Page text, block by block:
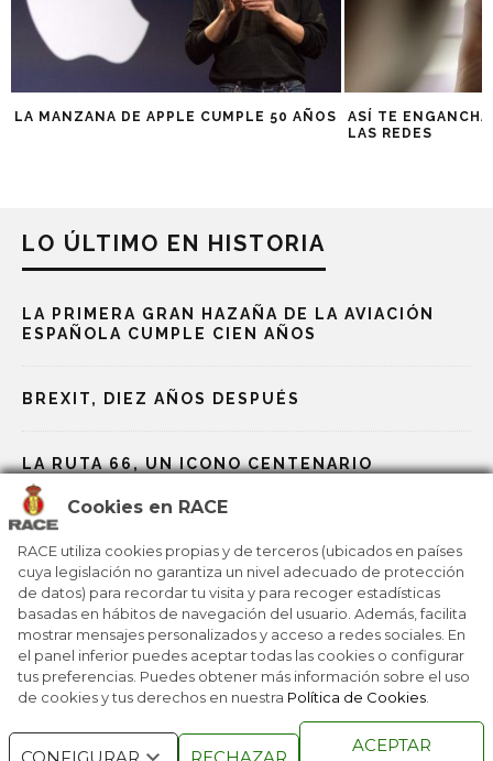
Cookies en RACE
RACE utiliza cookies propias y de terceros (ubicados en países
cuya legislación no garantiza un nivel adecuado de protección
de datos) para recordar tu visita y para recoger estadísticas
basadas en hábitos de navegación del usuario. Además, facilita
mostrar mensajes personalizados y acceso a redes sociales. En
el panel inferior puedes aceptar todas las cookies o configurar
tus preferencias. Puedes obtener más información sobre el uso
de cookies y tus derechos en nuestra Política de Cookies
ACEPTAR
LA MANZANA DE APPLE CUMPLE 50 AÑOS
ASÍ TE
LAS REDES
LO ÚLTIMO EN HISTORIA
LA PRIMERA GRAN HAZAÑA DE LA AVIACIÓN
ESPAÑOLA CUMPLE CIEN AÑOS
BREXIT, DIEZ AÑOS DESPUÉS
LA RUTA 66, UN ICONO CENTENARIO
NOBEL, LOS PREMIOS MÁS PRESTIGIOSOS
LA ONU CUMPLE 80 AÑOS EN UNA ÉPOCA
PLAGADA DE DESAFÍOS
TODOS LOS DERECHOS
RESERVADOS